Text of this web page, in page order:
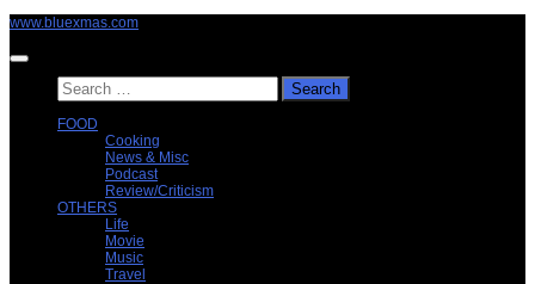
Skip
content
www.bluexmas.com
Search
for:
FOOD
Cooking
News & Misc
Podcast
Review/Criticism
OTHERS
Life
Movie
Music
Travel